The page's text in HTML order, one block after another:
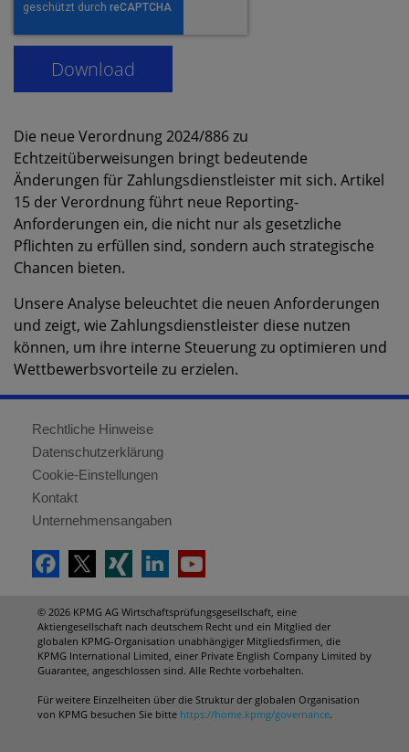
Die neue Verordnung 2024/886 zu
Echtzeitüberweisungen bringt bedeutende
Änderungen für Zahlungsdienstleister mit sich. Artikel
15 der Verordnung führt neue Reporting-
Anforderungen ein, die nicht nur als gesetzliche
Pflichten zu erfüllen sind, sondern auch strategische
Chancen bieten.
Unsere Analyse beleuchtet die neuen Anforderungen
und zeigt, wie Zahlungsdienstleister diese nutzen
können, um ihre interne Steuerung zu optimieren und
Wettbewerbsvorteile zu erzielen.
Rechtliche Hinweise
Datenschutzerklärung
Cookie-Einstellungen
Kontakt
Unternehmensangaben
© 2026 KPMG AG Wirtschaftsprüfungsgesellschaft, eine
Aktiengesellschaft nach deutschem Recht und ein Mitglied der
globalen KPMG-Organisation unabhängiger Mitgliedsfirmen, die
KPMG International Limited, einer Private English Company Limited by
Guarantee, angeschlossen sind. Alle Rechte vorbehalten.
Für weitere Einzelheiten über die Struktur der globalen Organisation
von KPMG besuchen Sie bitte https://home.kpmg/governance.